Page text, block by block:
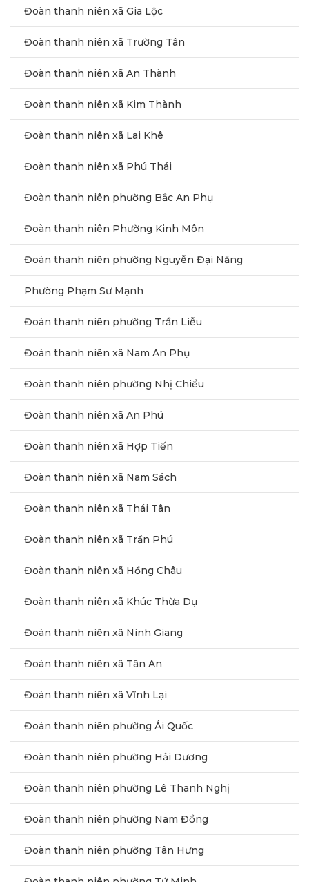
Đoàn thanh niên xã Gia Lộc
Đoàn thanh niên xã Trường Tân
Đoàn thanh niên xã An Thành
Đoàn thanh niên xã Kim Thành
Đoàn thanh niên xã Lai Khê
Đoàn thanh niên xã Phú Thái
Đoàn thanh niên phường Bắc An Phụ
Đoàn thanh niên Phường Kinh Môn
Đoàn thanh niên phường Nguyễn Đại Năng
Phường Phạm Sư Mạnh
Đoàn thanh niên phường Trần Liễu
Đoàn thanh niên xã Nam An Phụ
Đoàn thanh niên phường Nhị Chiểu
Đoàn thanh niên xã An Phú
Đoàn thanh niên xã Hợp Tiến
Đoàn thanh niên xã Nam Sách
Đoàn thanh niên xã Thái Tân
Đoàn thanh niên xã Trần Phú
Đoàn thanh niên xã Hồng Châu
Đoàn thanh niên xã Khúc Thừa Dụ
Đoàn thanh niên xã Ninh Giang
Đoàn thanh niên xã Tân An
Đoàn thanh niên xã Vĩnh Lại
Đoàn thanh niên phường Ái Quốc
Đoàn thanh niên phường Hải Dương
Đoàn thanh niên phường Lê Thanh Nghị
Đoàn thanh niên phường Nam Đồng
Đoàn thanh niên phường Tân Hưng